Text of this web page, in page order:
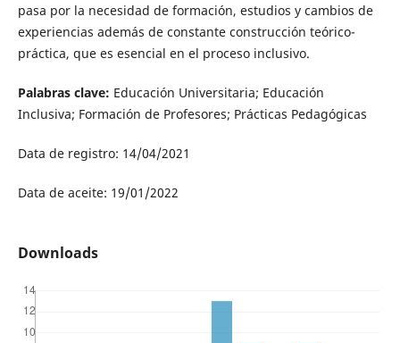
pasa por la necesidad de formación, estudios y cambios de
experiencias además de constante construcción teórico-
práctica, que es esencial en el proceso inclusivo.
Palabras clave: Educación Universitaria; Educación
Inclusiva; Formación de Profesores; Prácticas Pedagógicas
Data de registro: 14/04/2021
Data de aceite: 19/01/2022
Downloads